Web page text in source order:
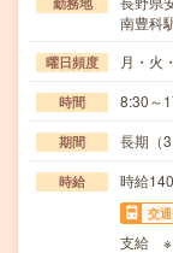
南豊科
曜日頻度 月・火
時間 8:30～
期間 長期（3
時給 時給
交
支給 ※